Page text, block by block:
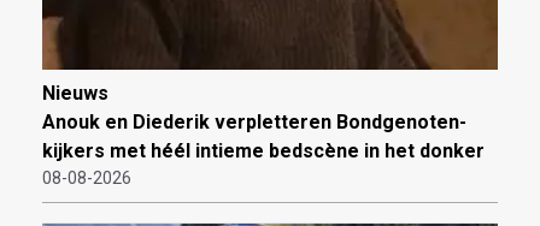
Nieuws
Anouk en Diederik verpletteren Bondgenoten-
kijkers met héél intieme bedscène in het donker
08-08-2026